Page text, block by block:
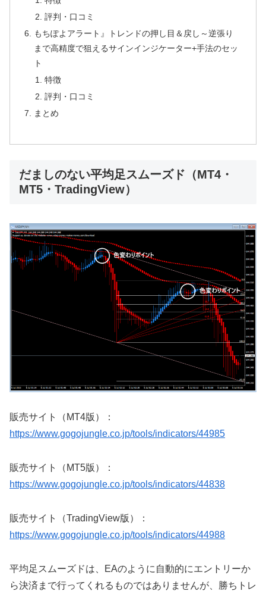
評判・口コミ
もちぽよアラート』トレンドの押し目＆戻し～逆張り
まで高精度で狙えるサインインジケーター+手法のセッ
ト
特徴
評判・口コミ
まとめ
だましのない平均足スムーズド（MT4・
MT5・TradingView）
販売サイト（MT4版）：
https://www.gogojungle.co.jp/tools/indicators/44985
販売サイト（MT5版）：
https://www.gogojungle.co.jp/tools/indicators/44838
販売サイト（TradingView版）：
https://www.gogojungle.co.jp/tools/indicators/44988
平均足スムーズドは、EAのように自動的にエントリーか
ら決済まで行ってくれるものではありませんが、勝ちトレ